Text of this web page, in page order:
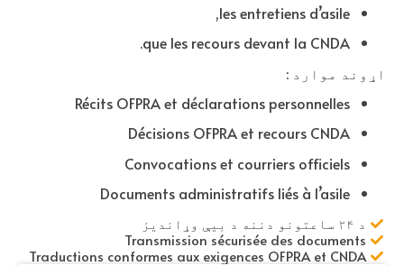
les entretiens d’asile,
que les recours devant la CNDA.
اړوند موارد :
Récits OFPRA et déclarations personnelles
Décisions OFPRA et recours CNDA
Convocations et courriers officiels
Documents administratifs liés à l’asile
د ۲۴ ساعتونو دننه د بیې وړاندیز
Transmission sécurisée des documents
Traductions conformes aux exigences OFPRA et CNDA